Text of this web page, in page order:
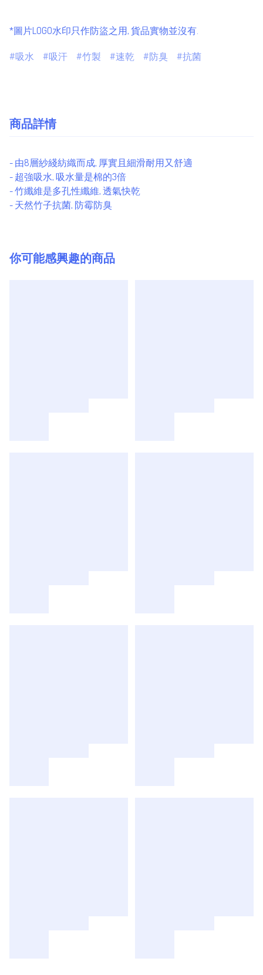
*圖片LOGO水印只作防盜之用, 貨品實物並沒有.
吸水 吸汗 竹製 速乾 防臭 抗菌
商品詳情
- 由8層紗綫紡織而成, 厚實且細滑耐用又舒適
- 超強吸水, 吸水量是棉的3倍
- 竹纖維是多孔性纖維, 透氣快乾
- 天然竹子抗菌, 防霉防臭
你可能感興趣的商品